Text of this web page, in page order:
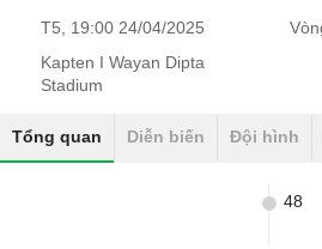
T5, 19:00 24/04/2025
Kapten I Wayan Dipta
Stadium
Tổng quan Diễn biến Đội hình
48